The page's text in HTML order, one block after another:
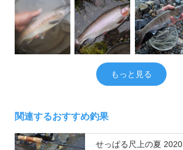
もっと見る
関連するおすすめ釣果
せっぱる尺上の夏 2020